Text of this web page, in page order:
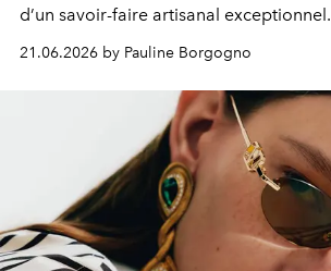
d’un savoir-faire artisanal exceptionnel.
21.06.2026 by Pauline Borgogno